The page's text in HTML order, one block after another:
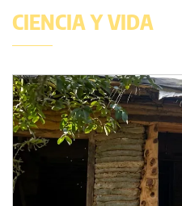
CIENCIA Y VIDA